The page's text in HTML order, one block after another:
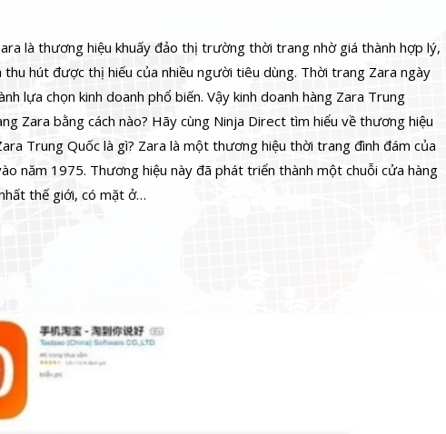
là thương hiệu khuấy đảo thị trường thời trang nhờ giá thành hợp lý,
hút được thị hiếu của nhiều người tiêu dùng. Thời trang Zara ngày
lựa chọn kinh doanh phổ biến. Vậy kinh doanh hàng Zara Trung
Zara bằng cách nào? Hãy cùng Ninja Direct tìm hiểu về thương hiệu
Trung Quốc là gì? Zara là một thương hiệu thời trang đình đám của
năm 1975. Thương hiệu này đã phát triển thành một chuỗi cửa hàng
thế giới, có mặt ở…